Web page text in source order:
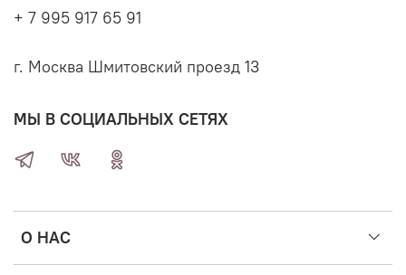
О НАС
+ 7 995 917 65 91
г. Москва Шмитовский проезд 13
МЫ В СОЦИАЛЬНЫХ СЕТЯХ